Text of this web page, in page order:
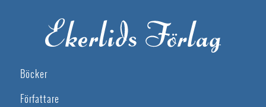
Böcker
Författare